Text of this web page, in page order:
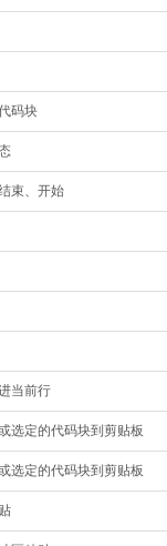
码块
束、开始
当前行
选定的代码块到剪贴板
选定的代码块到剪贴板